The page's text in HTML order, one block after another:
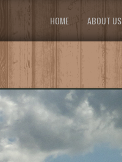
HOME ABOUT US